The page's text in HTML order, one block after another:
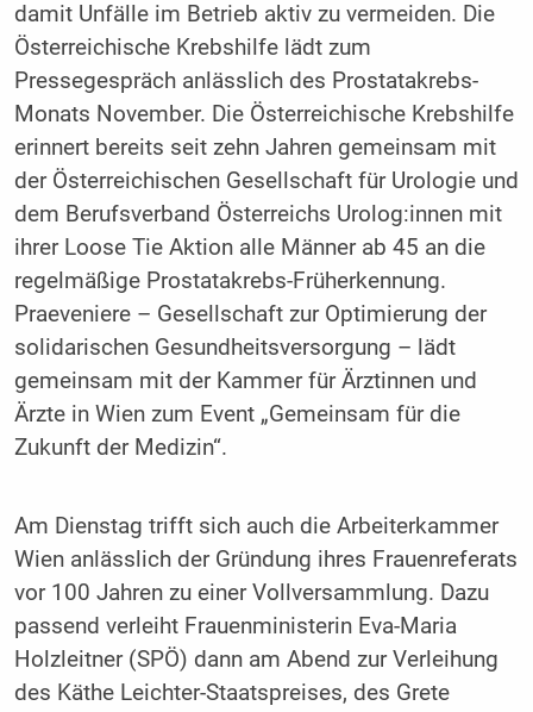
damit Unfälle im Betrieb aktiv zu vermeiden. Die
Österreichische Krebshilfe lädt zum
Pressegespräch anlässlich des Prostatakrebs-
Monats November. Die Österreichische Krebshilfe
erinnert bereits seit zehn Jahren gemeinsam mit
der Österreichischen Gesellschaft für Urologie und
dem Berufsverband Österreichs Urolog:innen mit
ihrer Loose Tie Aktion alle Männer ab 45 an die
regelmäßige Prostatakrebs-Früherkennung.
Praeveniere – Gesellschaft zur Optimierung der
solidarischen Gesundheitsversorgung – lädt
gemeinsam mit der Kammer für Ärztinnen und
Ärzte in Wien zum Event „Gemeinsam für die
Zukunft der Medizin“.
Am Dienstag trifft sich auch die Arbeiterkammer
Wien anlässlich der Gründung ihres Frauenreferats
vor 100 Jahren zu einer Vollversammlung. Dazu
passend verleiht Frauenministerin Eva-Maria
Holzleitner (SPÖ) dann am Abend zur Verleihung
des Käthe Leichter-Staatspreises, des Grete